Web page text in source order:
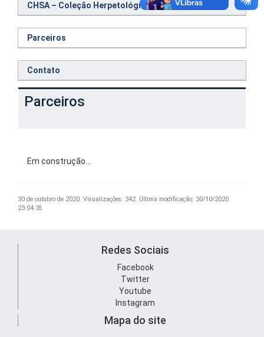
CHSA – Coleção Herpetológica do Semiárido
Parceiros
Contato
Parceiros
Em construção…
30 de outubro de 2020. Visualizações: 342. Última modificação: 30/10/2020
23:04:35
Redes Sociais
Facebook
Twitter
Youtube
Instagram
Mapa do site